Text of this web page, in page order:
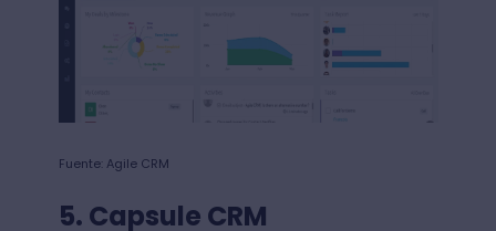
Fuente: Agile CRM
5. Capsule CRM